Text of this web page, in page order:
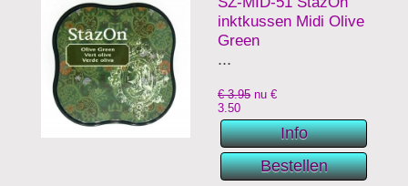
inktkussen Midi Olive
Green
...
€ 3.95 nu €
3.50